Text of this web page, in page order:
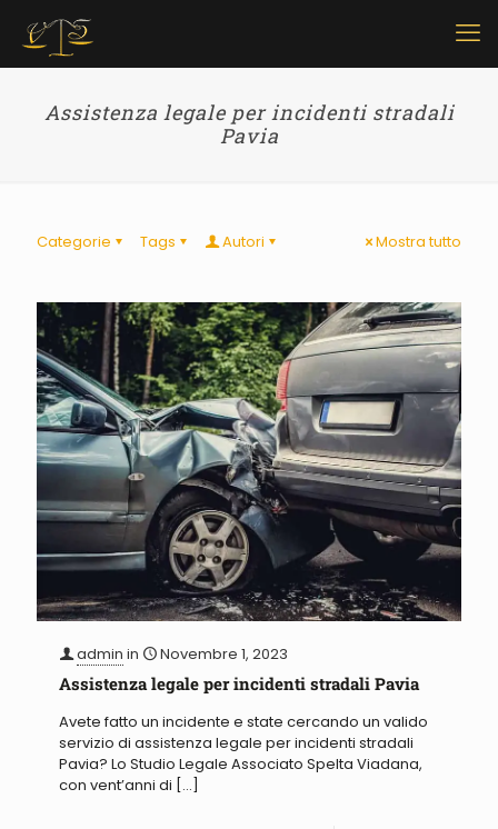
Assistenza legale per incidenti stradali
Pavia
Categorie Tags Autori Mostra tutto
admin in Novembre 1, 2023
Assistenza legale per incidenti stradali Pavia
Avete fatto un incidente e state cercando un valido
servizio di assistenza legale per incidenti stradali
Pavia? Lo Studio Legale Associato Spelta Viadana,
con vent’anni di […]